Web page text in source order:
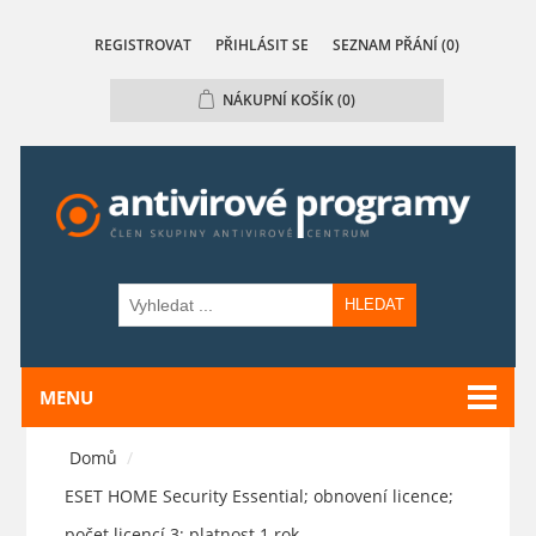
REGISTROVAT PŘIHLÁSIT SE SEZNAM PŘÁNÍ (0)
NÁKUPNÍ KOŠÍK(0)
HLEDAT
MENU
Domů /
ESET HOME Security Essential; obnovení licence;